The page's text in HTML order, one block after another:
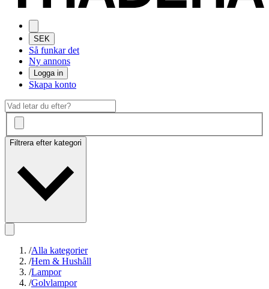
SEK
Så funkar det
Ny annons
Logga in
Skapa konto
Filtrera efter kategori
/Alla kategorier
/Hem & Hushåll
/Lampor
/Golvlampor